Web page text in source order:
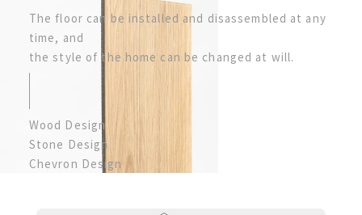
免膠科技木紋地板 頂級SPC石塑卡扣地板
立體纖維吸隔音板
韓國水貼壁紙
紐西蘭羊毛地毯
部落格首頁
The floor can be installed and disassembled at any
time, and
the style of the home can be changed at will.
Wood Design
Stone Design
Chevron Design